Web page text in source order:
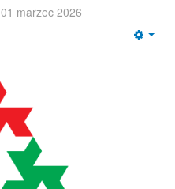
01 marzec 2026